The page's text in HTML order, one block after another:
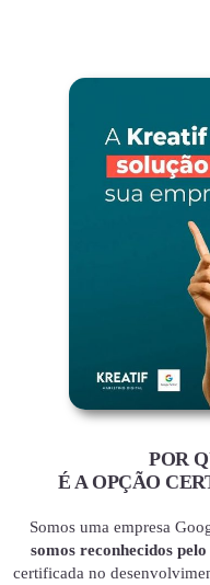
POR
É A OPÇÃO
Somos uma empresa
somos reconhecidos
certificada no